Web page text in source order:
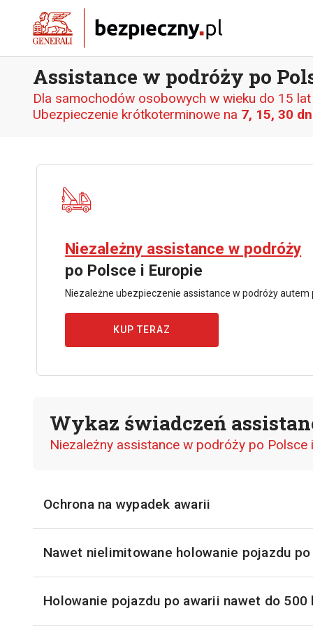
Assistance w podróży po
Dla samochodów osobowych w wieku do 15
Ubezpieczenie krótkoterminowe na 7, 15, 30
Niezależny assistance w podróży
po Polsce i Europie
Niezależne ubezpieczenie assistance w podróży
KUP TERAZ
Wykaz świadczeń
Niezależny assistance w podróży po Polsce
Ochrona na wypadek awarii
Nawet nielimitowane holowanie pojazdu po
Holowanie pojazdu po awarii nawet do 500